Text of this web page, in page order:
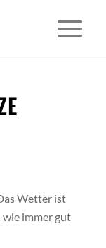
Wetter ist
immer gut